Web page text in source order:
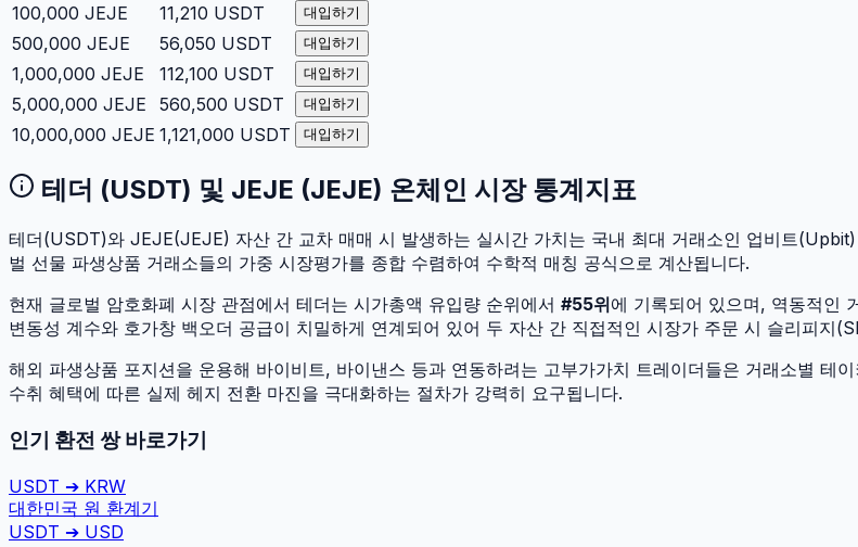
100,000 JEJE 11,210 USDT 대입하기
500,000 JEJE 56,050 USDT 대입하기
1,000,000 JEJE 112,100 USDT 대입하기
5,000,000 JEJE 560,500 USDT 대입하기
10,000,000 JEJE 1,121,000 USDT 대입하기
테더 (USDT) 및 JEJE (JEJE) 온체인 시장 통계지표
테더(USDT)와 JEJE(JEJE) 자산 간 교차 매매 시 발생하는 실시간 가치는 국내 최대 거래소인 업비트
벌 선물 파생상품 거래소들의 가중 시장평가를 종합 수렴하여 수학적 매칭 공식으로 계산됩니다.
현재 글로벌 암호화폐 시장 관점에서 테더는 시가총액 유입량 순위에서 #55위에 기록되어 있으며, 역동적인
변동성 계수와 호가창 백오더 공급이 치밀하게 연계되어 있어 두 자산 간 직접적인 시장가 주문 시 슬리피지
해외 파생상품 포지션을 운용해 바이비트, 바이낸스 등과 연동하려는 고부가가치 트레이더들은 거래소별
수취 혜택에 따른 실제 헤지 전환 마진을 극대화하는 절차가 강력히 요구됩니다.
인기 환전 쌍 바로가기
USDT ➔ KRW
대한민국 원 환계기
USDT ➔ USD